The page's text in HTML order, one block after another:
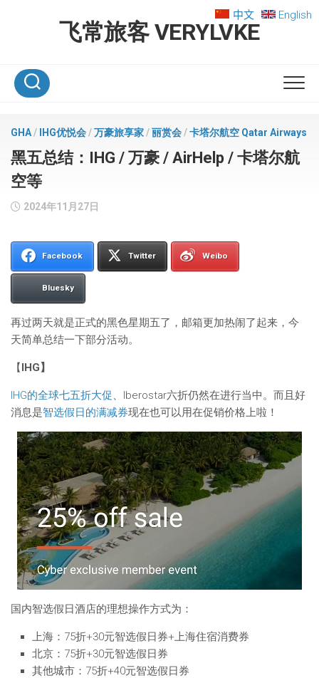
飞常旅客 VERYLVKE
中文 English
GHA/ IHG优悦会/万豪旅享家/丽赏会/卡塔尔航空 Qatar Airways
黑五总结：IHG / 万豪 / AirHelp / 卡塔尔航
空等
2024年11月27日
Facebook Twitter Weibo
Bluesky
再过两天就是正式的黑色星期五了，邮箱更加热闹了起来，今
天简单总结一下部分活动。
【IHG】
IHG的全球七五折大促、Iberostar六折仍然在进行当中。而且好
消息是智选假日的满减券现在也可以用在促销价格上啦！
国内智选假日酒店的理想操作方式为：
上海：75折+30元智选假日券+上海住宿消费券
北京：75折+30元智选假日券
其他城市：75折+40元智选假日券